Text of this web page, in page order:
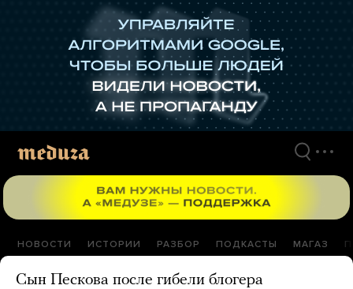
НОВОСТИ ИСТОРИИ РАЗБОР ПОДКАСТЫ МАГАЗ
Сын Пескова после гибели блогера